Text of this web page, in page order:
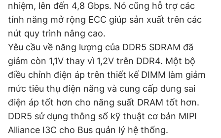
Theo dõi báo trên
Hotline
0906 645 777 0908 780 404
Đặt báo Quảng cáo RSS Tòa soạn Chính sách bảo
Tổng biên tập: Nguyễn Ngọc Toàn
Phó tổng biên tập thường trực: Hải Thành
Phó tổng biên tập: Lâm Hiếu Dũng
Phó tổng biên tập: Trần Việt Hưng
Tổng thư ký tòa soạn: Đức Trung
nhiệm, lên đến 4,8 Gbps. Nó cũng hỗ trợ các
tính năng mở rộng ECC giúp sản xuất trên các
nút quy trình nâng cao.
Yêu cầu về năng lượng của DDR5 SDRAM đã
giảm còn 1,1V thay vì 1,2V trên DDR4. Một bộ
điều chỉnh điện áp trên thiết kế DIMM làm giảm
mức tiêu thụ điện năng và cung cấp dung sai
điện áp tốt hơn cho năng suất DRAM tốt hơn.
DDR5 sử dụng thông số kỹ thuật cơ bản MIPI
Alliance I3C cho Bus quản lý hệ thống.